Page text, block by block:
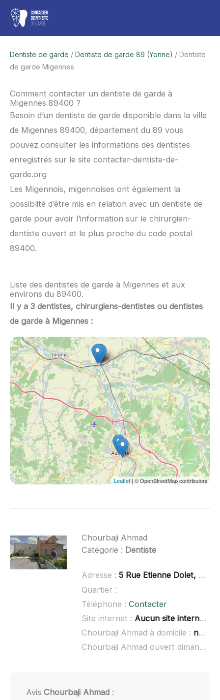
Aller
contenu
Dentiste de garde / Dentiste de garde 89 (Yonne) / Dentiste
de garde Migennes
Comment contacter un dentiste de garde à
Migennes 89400 ?
Besoin d’un dentiste de garde disponible dans la ville
de Migennes 89400, département du 89 vous
pouvez consulter les informations des dentistes
enregistrés sur le site contacter-dentiste-de-
garde.org
Les Migennois, migennoises ont également la
possiblité d’être mis en relation avec un dentiste de
garde pour avoir l’information sur le chirurgien-
dentiste ouvert et le plus proche du code postal
89400.
Liste des dentistes de garde à Migennes et aux
environs du 89400.
Il y a 3 dentistes, chirurgiens-dentistes ou dentistes
de garde à Migennes :
Leaflet| © OpenStreetMap contributors
Chourbaji Ahmad
Catégorie : Dentiste
Adresse : 5 Rue Etienne Dolet, 89400 Migennes
Quartier :
Téléphone : Contacter
Site internet : Aucun site internet connu
Chourbaji Ahmad à domicile : non renseigné
Chourbaji Ahmad ouvert dimanche :
Avis Chourbaji Ahmad: